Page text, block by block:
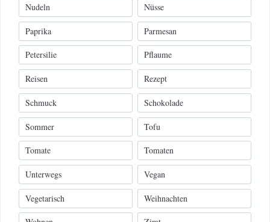
Nudeln Nüsse
Paprika Parmesan
Petersilie Pflaume
Reisen Rezept
Schmuck Schokolade
Sommer Tofu
Tomate Tomaten
Unterwegs Vegan
Vegetarisch Weihnachten